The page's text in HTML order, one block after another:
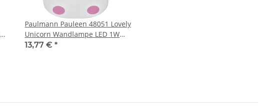
Paulmann Pauleen 48051 Lovely
Unicorn Wandlampe LED 1W
20Lumen 3000K Warmweiß
13,77 € *